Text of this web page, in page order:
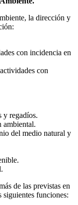
la dirección y
con incidencia en
con
y regadíos.
ambiental.
del medio natural y
de las previstas en
siguientes funciones: